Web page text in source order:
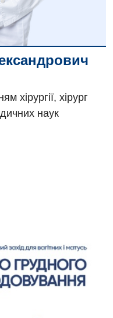
хірургії, хірург
наук